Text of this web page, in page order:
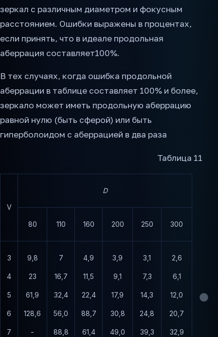
зеркал с различным диаметром и фокусным
расстоянием. Ошибки выражены в процентах,
если принять, что в идеале продольная
аберрация составляет100%.
В тех случаях, когда ошибка продольной
аберрации в таблице составляет 100% и более,
зеркало может иметь продольную аберрацию
равной нулю (быть сферой) или быть
гиперболоидом с аберрацией в два раза
Таблица 11
V
D
80 110 160 200 250 300
3
4
5
6
7
9,8
23
61,9
128,6
-
7
16,7
32,4
56,0
88,8
4,9
11,5
22,4
88,7
61,4
3,9
9,1
17,9
30,8
49,0
3,1
7,3
14,3
24,8
39,3
2,6
6,1
12,0
20,7
32,9